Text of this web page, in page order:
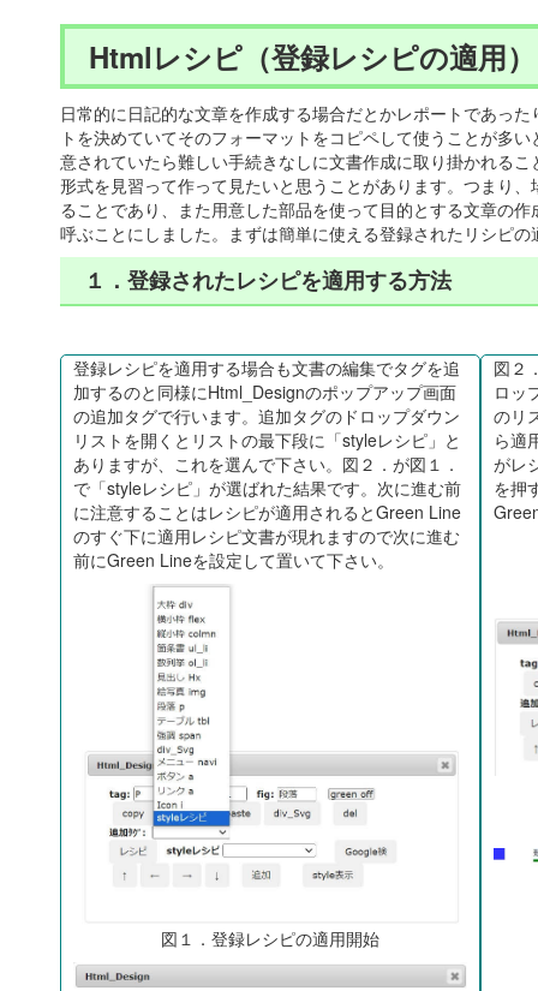
Htmlレシピ（登録レシピの適用）
日常的に日記的な文章を作成する場合だとかレポートであっ
トを決めていてそのフォーマットをコピペして使うことが多
意されていたら難しい手続きなしに文書作成に取り掛かれる
形式を見習って作って見たいと思うことがあります。つまり
ることであり、また用意した部品を使って目的とする文章の
呼ぶことにしました。まずは簡単に使える登録されたリシピ
１．登録されたレシピを適用する方法
登録レシピを適用する場合も文書の編集でタグを追
加するのと同様にHtml_Designのポップアップ画面
の追加タグで行います。追加タグのドロップダウン
リストを開くとリストの最下段に「styleレシピ」と
ありますが、これを選んで下さい。図２．が図１．
で「styleレシピ」が選ばれた結果です。次に進む前
に注意することはレシピが適用されるとGreen Line
のすぐ下に適用レシピ文書が現れますので次に進む
前にGreen Lineを設定して置いて下さい。
図１．登録レシピの適用開始
図２
ロッ
のリ
ら適
がレ
を押